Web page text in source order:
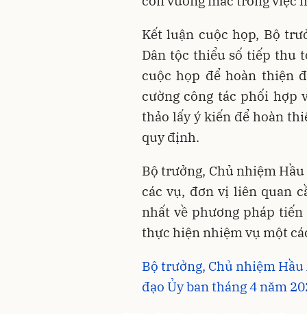
Kết luận cuộc họp, Bộ
Dân tộc thiểu số tiếp thu
cuộc họp để hoàn thiện
cường công tác phối hợp
thảo lấy ý kiến để hoàn
quy định.
Bộ trưởng, Chủ nhiệm
các vụ, đơn vị liên quan
nhất về phương pháp
thực hiện nhiệm vụ một
Bộ trưởng, Chủ nhiệm
đạo Ủy ban tháng 4 năm